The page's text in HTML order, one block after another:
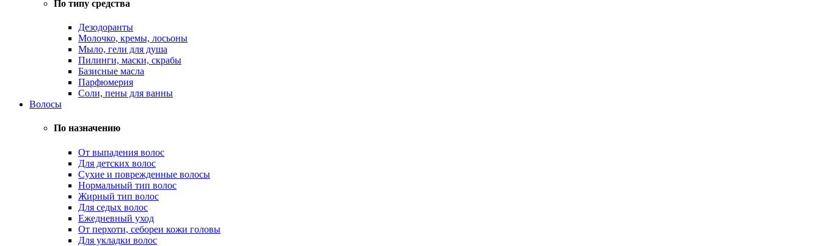
По типу средства
Дезодоранты
Молочко, кремы, лосьоны
Мыло, гели для душа
Пилинги, маски, скрабы
Базисные масла
Парфюмерия
Соли, пены для ванны
Волосы
По назначению
От выпадения волос
Для детских волос
Сухие и поврежденные волосы
Нормальный тип волос
Жирный тип волос
Для седых волос
Ежедневный уход
От перхоти, себореи кожи головы
Для укладки волос